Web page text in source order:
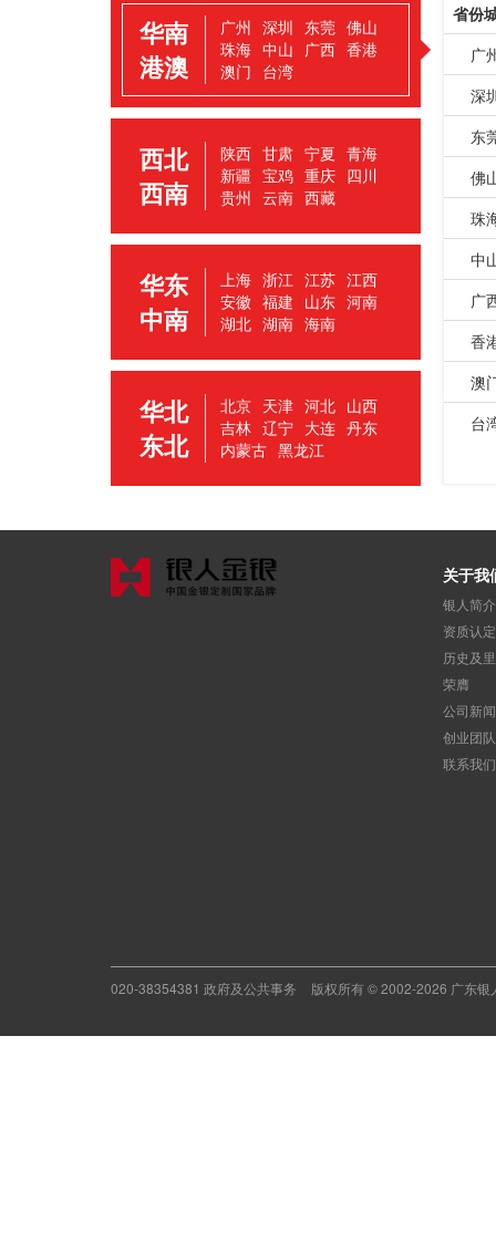
华南
港澳
广州 深圳 东莞 佛山
珠海 中山 广西 香港
澳门 台湾
西北
西南
陕西 甘肃 宁夏 青海
新疆 宝鸡 重庆 四川
贵州 云南 西藏
华东
中南
上海 浙江 江苏 江西
安徽 福建 山东 河南
湖北 湖南 海南
华北
东北
北京 天津 河北 山西
吉林 辽宁 大连 丹东
内蒙古 黑龙江
省份
广
深
东
佛
珠
中
广
香
澳
台
关于我
银人简介
资质认定
历史及
荣膺
公司新
创业团队
联系我们
020-38354381 政府及公共事务 版权所有 © 2002-2026 广东银